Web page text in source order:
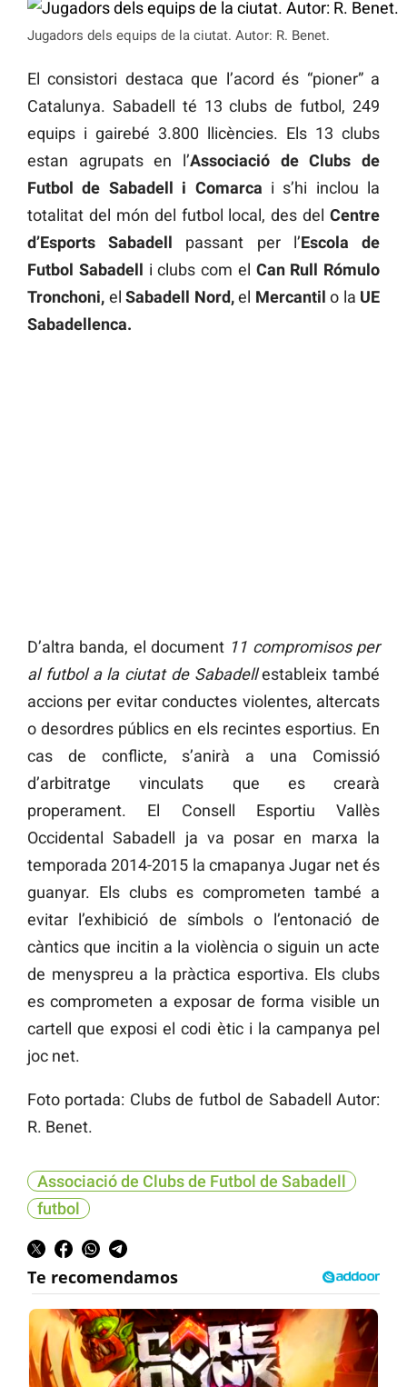
Jugadors dels equips de la ciutat. Autor: R. Benet.
El consistori destaca que l’acord és “pioner” a
Catalunya. Sabadell té 13 clubs de futbol, 249
equips i gairebé 3.800 llicències. Els 13 clubs
estan agrupats en l’Associació de Clubs de
Futbol de Sabadell i Comarca i s’hi inclou la
totalitat del món del futbol local, des del Centre
d’Esports Sabadell passant per l’Escola de
Futbol Sabadell i clubs com el Can Rull Rómulo
Tronchoni, el Sabadell Nord,el Mercantil o la UE
Sabadellenca.
D’altra banda, el document 11 compromisos per
al futbol a la ciutat de Sabadellestableix també
accions per evitar conductes violentes, altercats
o desordres públics en els recintes esportius. En
cas de conflicte, s’anirà a una Comissió
d’arbitratge vinculats que es crearà
properament. El Consell Esportiu Vallès
Occidental Sabadell ja va posar en marxa la
temporada 2014-2015 la cmapanya Jugar net és
guanyar. Els clubs es comprometen també a
evitar l’exhibició de símbols o l’entonació de
càntics que incitin a la violència o siguin un acte
de menyspreu a la pràctica esportiva. Els clubs
es comprometen a exposar de forma visible un
cartell que exposi el codi ètic i la campanya pel
joc net.
Foto portada: Clubs de futbol de Sabadell Autor:
R. Benet.
Associació de Clubs de Futbol de Sabadell
futbol